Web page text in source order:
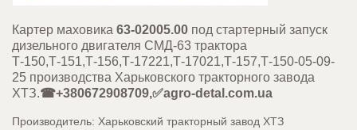
Картер маховика 63-02005.00 под стартерный запуск
дизельного двигателя СМД-63 трактора
Т-150,Т-151,Т-156,Т-17221,Т-17021,Т-157,Т-150-05-09-
25 производства Харьковского тракторного завода
ХТЗ.☎+380672908709,✅agro-detal.com.ua
Производитель: Харьковский тракторный завод ХТЗ